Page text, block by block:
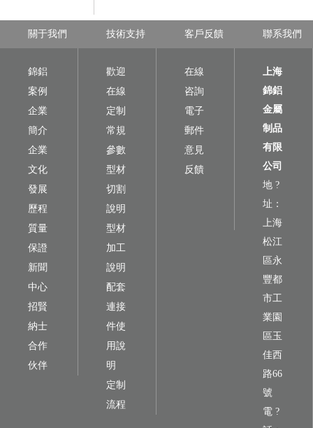
關于我們
錦鋁
案例
企業
簡介
企業
文化
發展
歷程
質量
保證
新聞
中心
招賢
納士
合作
伙伴
技術支持
歡迎
在線
定制
常規
參數
型材
切割
說明
型材
加工
說明
配套
連接
件使
用說
明
定制
流程
客戶反饋
在線
咨詢
電子
郵件
意見
反饋
聯系我們
上海
錦鋁
金屬
制品
有限
公司
地 ?
址：
上海
松江
區永
豐都
市工
業園
區玉
佳西
路66
號
電 ?